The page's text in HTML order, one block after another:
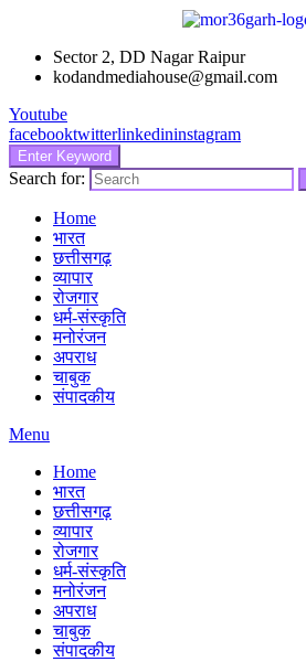
Sector 2, DD Nagar Raipur
kodandmediahouse@gmail.com
Youtube
facebooktwitterlinkedininstagram
Enter Keyword
Search for:
Home
भारत
छत्तीसगढ़
व्यापार
रोजगार
धर्म-संस्कृति
मनोरंजन
अपराध
चाबुक
संपादकीय
Menu
Home
भारत
छत्तीसगढ़
व्यापार
रोजगार
धर्म-संस्कृति
मनोरंजन
अपराध
चाबुक
संपादकीय